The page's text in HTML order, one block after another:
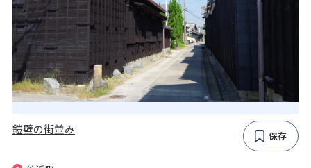
鎧壁の街並み 保存